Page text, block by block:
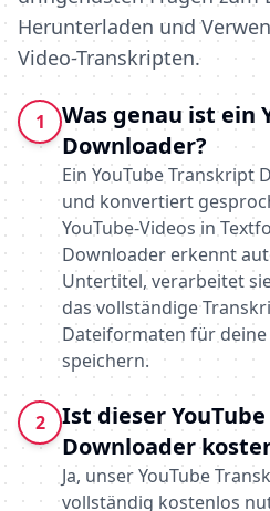
Herunterladen und
Video-Transkripten.
1
Was genau ist ein
Downloader?
Ein YouTube Transkript
und konvertiert
YouTube-Videos in
Downloader erkennt
Untertitel, verarbeitet
das vollständige
Dateiformaten für
speichern.
2
Ist dieser
Downloader
Ja, unser YouTube
vollständig kostenlos